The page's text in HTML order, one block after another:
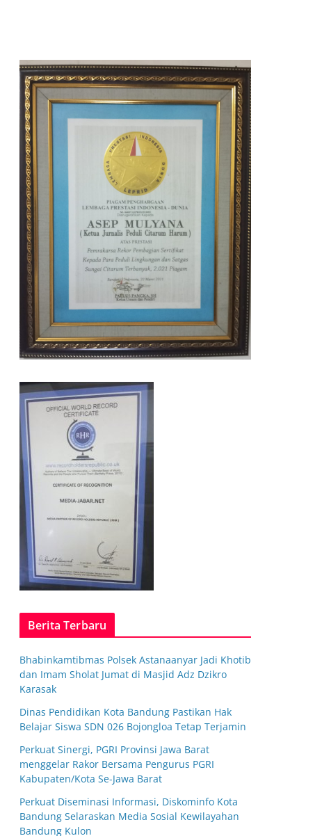
Berita Terbaru
Bhabinkamtibmas Polsek Astanaanyar Jadi Khotib
dan Imam Sholat Jumat di Masjid Adz Dzikro
Karasak
Dinas Pendidikan Kota Bandung Pastikan Hak
Belajar Siswa SDN 026 Bojongloa Tetap Terjamin
Perkuat Sinergi, PGRI Provinsi Jawa Barat
menggelar Rakor Bersama Pengurus PGRI
Kabupaten/Kota Se-Jawa Barat
Perkuat Diseminasi Informasi, Diskominfo Kota
Bandung Selaraskan Media Sosial Kewilayahan
Bandung Kulon